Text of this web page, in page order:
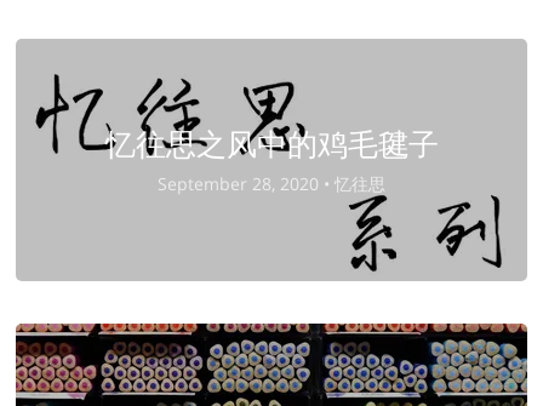
忆往思之风中的鸡毛毽子
September 28, 2020 • 忆往思